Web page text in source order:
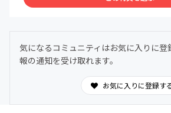
気になるコミュニティはお気に入りに登
報の通知を受け取れます。
お気に入りに登録す